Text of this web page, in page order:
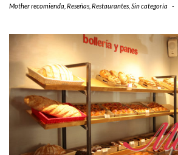
Mother recomienda Reseñas Restaurantes Sin categoría -